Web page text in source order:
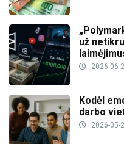
už
2026-06-
Kodėl
darbo
2026-05-